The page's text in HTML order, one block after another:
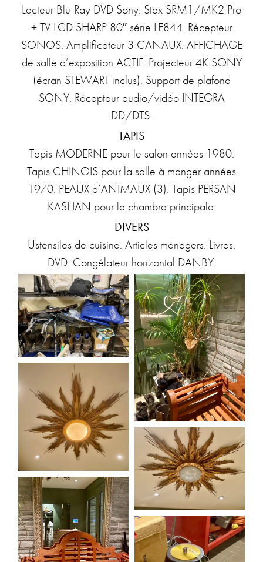
Lecteur Blu-Ray DVD Sony. Stax SRM1/MK2 Pro
+ TV LCD SHARP 80″ série LE844. Récepteur
SONOS. Amplificateur 3 CANAUX. AFFICHAGE
de salle d’exposition ACTIF. Projecteur 4K SONY
(écran STEWART inclus). Support de plafond
SONY. Récepteur audio/vidéo INTEGRA
DD/DTS.
TAPIS
Tapis MODERNE pour le salon années 1980.
Tapis CHINOIS pour la salle à manger années
1970. PEAUX d’ANIMAUX (3). Tapis PERSAN
KASHAN pour la chambre principale.
DIVERS
Ustensiles de cuisine. Articles ménagers. Livres.
DVD. Congélateur horizontal DANBY.